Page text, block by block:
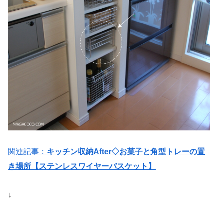
関連記事： キッチン収納After◇お菓子と角型トレーの置
き場所【ステンレスワイヤーバスケット】
↓